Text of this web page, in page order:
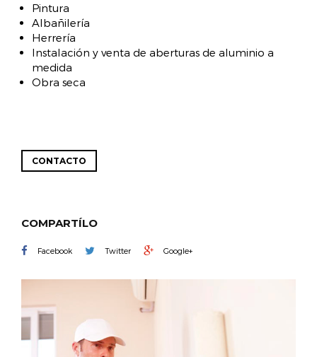
Pintura
Albañilería
Herrería
Instalación y venta de aberturas de aluminio a
medida
Obra seca
CONTACTO
COMPARTÍLO
Facebook Twitter Google+